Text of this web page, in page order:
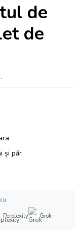
de
de
și păr
Perplexity Grok